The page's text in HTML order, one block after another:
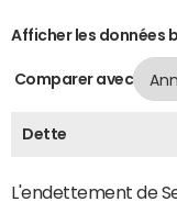
Afficher les données
Comparer avec
Dette
L'endettement de